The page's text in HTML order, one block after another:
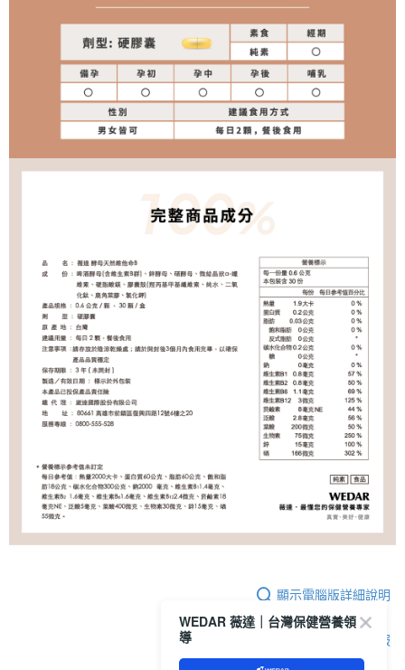
顯示電腦版詳細說明
客服
WEDAR 薇達｜台灣保健營養領
導